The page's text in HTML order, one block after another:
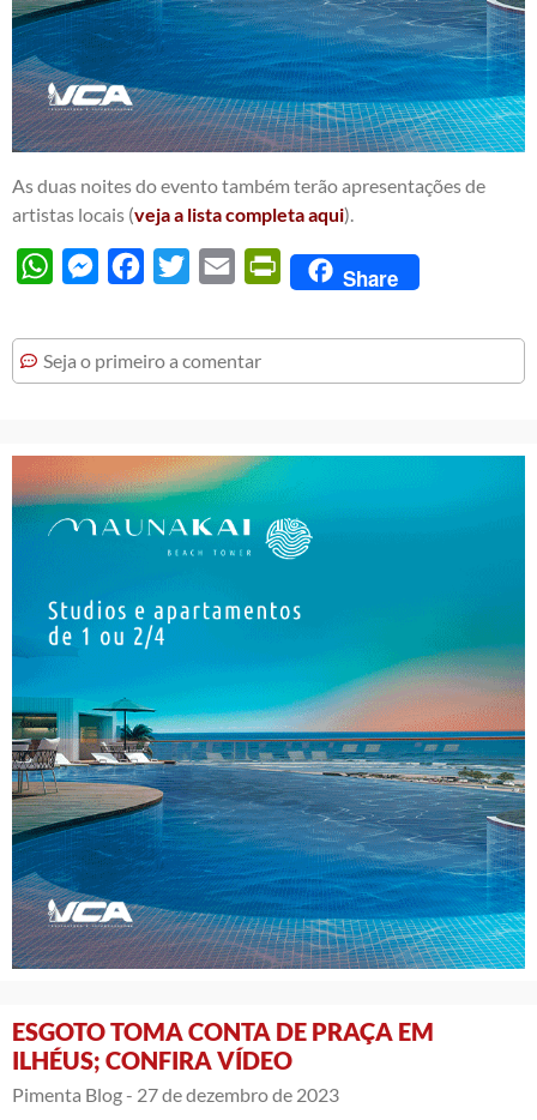
As duas noites do evento também terão apresentações de
artistas locais (veja a lista completa aqui).
WhatsAppMessengerFacebook
Twitter Email PrintFriendly
Share
Seja o primeiro a comentar
ESGOTO TOMA CONTA DE PRAÇA EM
ILHÉUS; CONFIRA VÍDEO
Pimenta Blog - 27 de dezembro de 2023